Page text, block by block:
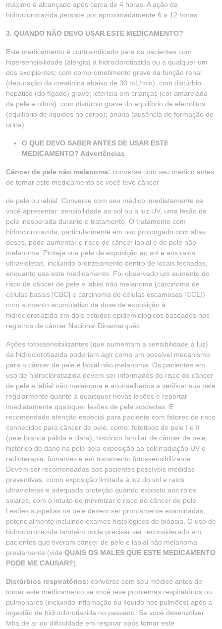
máximo é alcançado após cerca de 4 horas. A ação da
hidroclorotiazida persiste por aproximadamente 6 a 12 horas.
3. QUANDO NÃO DEVO USAR ESTE MEDICAMENTO?
Este medicamento é contraindicado para os pacientes com:
hipersensibilidade (alergia) à hidroclorotiazida ou a qualquer um
dos excipientes; com comprometimento grave da função renal
(depuração da creatinina abaixo de 30 mL/min); com distúrbio
hepático (do fígado) grave; icterícia em crianças (cor amarelada
da pele e olhos); com distúrbio grave do equilíbrio de eletrólitos
(equilíbrio de líquidos no corpo); anúria (ausência de formação de
urina).
O QUE DEVO SABER ANTES DE USAR ESTE
MEDICAMENTO? Advertências
Câncer de pele não melanoma: converse com seu médico antes
de tomar este medicamento se você teve câncer
de pele ou labial. Converse com seu médico imediatamente se
você apresentar: sensibilidade ao sol ou à luz UV, uma lesão de
pele inesperada durante o tratamento. O tratamento com
hidroclorotiazida, particularmente em uso prolongado com altas
doses, pode aumentar o risco de câncer labial e de pele não
melanoma. Proteja sua pele de exposição ao sol e aos raios
ultravioletas, incluindo bronzeamento dentro de locais fechados,
enquanto usa este medicamento. Foi observado um aumento do
risco de câncer de pele e labial não melanoma (carcinoma de
células basais [CBC] e carcinoma de células escamosas [CCE])
com aumento acumulativo da dose de exposição à
hidroclorotiazida em dois estudos epidemiológicos baseados nos
registros de câncer Nacional Dinamarquês.
Ações fotossensibilizantes (que aumentam a sensibilidade à luz)
da hidroclorotiazida poderiam agir como um possível mecanismo
para o câncer de pele e labial não melanoma. Os pacientes em
uso de hidroclorotiazida devem ser informados do risco de câncer
de pele e labial não melanoma e aconselhados a verificar sua pele
regularmente quanto a quaisquer novas lesões e reportar
imediatamente quaisquer lesões de pele suspeitas. É
recomendado atenção especial para paciente com fatores de risco
conhecidos para câncer de pele, como: fototipos de pele I e II
(pele branca pálida e clara), histórico familiar de câncer de pele,
histórico de dano na pele pela exposição ao sol/irradiação UV e
radioterapia, fumantes e em tratamento fotossensibilizante.
Devem ser recomendadas aos pacientes possíveis medidas
preventivas, como exposição limitada à luz do sol e raios
ultravioletas e adequada proteção quando exposto aos raios
solares, com o intuito de minimizar o risco de câncer de pele.
Lesões suspeitas na pele devem ser prontamente examinadas,
potencialmente incluindo exames histológicos de biópsia. O uso de
hidroclorotiazida também pode precisar ser reconsiderado em
pacientes que tiveram câncer de pele e labial não melanoma
previamente (vide QUAIS OS MALES QUE ESTE MEDICAMENTO
PODE ME CAUSAR?).
Distúrbios respiratórios: converse com seu médico antes de
tomar este medicamento se você teve problemas respiratórios ou
pulmonares (incluindo inflamação ou líquido nos pulmões) após a
ingestão de hidroclorotiazida no passado. Se você desenvolver
falta de ar ou dificuldade em respirar após tomar este